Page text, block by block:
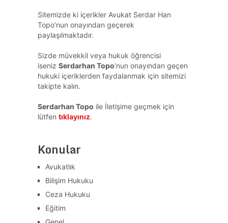
Sitemizde ki içerikler Avukat Serdar Han
Topo’nun onayından geçerek
paylaşılmaktadır.
Sizde müvekkil veya hukuk öğrencisi
iseniz Serdarhan Topo‘nun onayından geçen
hukuki içeriklerden faydalanmak için sitemizi
takipte kalın.
Serdarhan Topo ile İletişime geçmek için
lütfen tıklayınız.
Konular
Avukatlık
Bilişim Hukuku
Ceza Hukuku
Eğitim